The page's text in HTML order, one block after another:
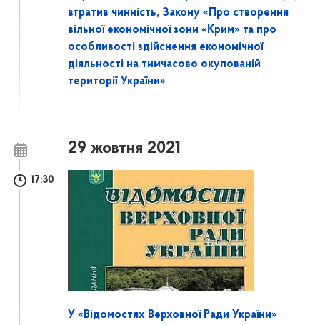
втратив чинність, Закону «Про створення
вільної економічної зони «Крим» та про
особливості здійснення економічної
діяльності на тимчасово окупованій
території України»
29 жовтня 2021
17:30
У «Відомостях Верховної Ради України»